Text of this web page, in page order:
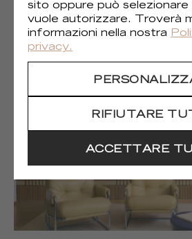
Liberté chromatique (1)
sito oppure può selezionare
vuole autorizzare. Troverà
informazioni nella nostra
privacy.
RIFIUTARE
ACCETTARE